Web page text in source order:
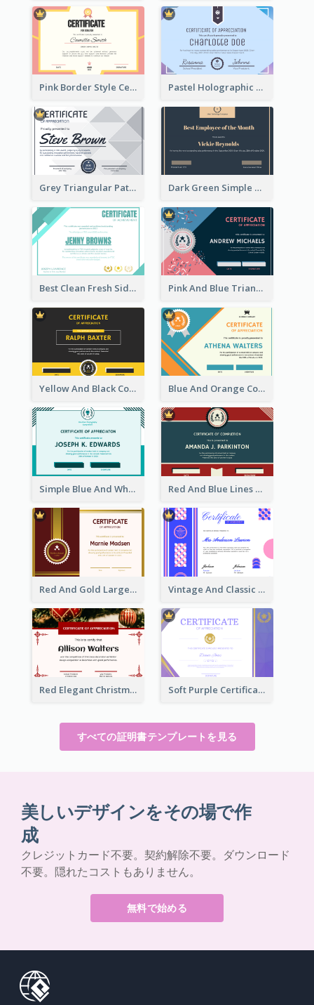
Pink Border Style Certificate Design Template Pastel Holographic Certificate Of Appreciation
Grey Triangular Pattern Best Certificate Design Dark Green Simple Certificate For Best Employee
Best Clean Fresh Side Bars Cyber Certificate Design Pink And Blue Triangles Confetti Celebration Certificate
Yellow And Black Contrast Simple Certificate Blue And Orange Company Triangles With Badge Certificate
Simple Blue And White Rectangle Certificate Red And Blue Lines And Badge Completion Certificate
Red And Gold Large Badge Certificate Vintage And Classic Vibrant Certificate Design Ideas
Red Elegant Christmas Celebration Certificate Soft Purple Certificate Of Appreciation Design Idea
すべての証明書テンプレートを見る
美しいデザインをその場で作
成
クレジットカード不要。契約解除不要。ダウンロード
不要。隠れたコストもありません。
無料で始める